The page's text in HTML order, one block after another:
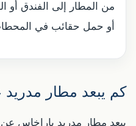
من المطار إلى الفندق أو
أو حمل حقائب في
كم يبعد مطار
يبعد مطار مدريد باراخاس